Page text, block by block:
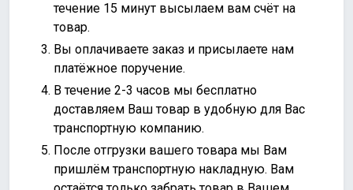
течение 15 минут высылаем вам счёт на
товар.
Вы оплачиваете заказ и присылаете нам
платёжное поручение.
В течение 2-3 часов мы бесплатно
доставляем Ваш товар в удобную для Вас
транспортную компанию.
После отгрузки вашего товара мы Вам
пришлём транспортную накладную. Вам